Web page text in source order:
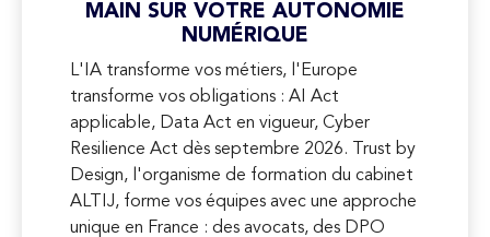
MAIN SUR VOTRE AUTONOMIE
NUMÉRIQUE
L'IA transforme vos métiers, l'Europe
transforme vos obligations : AI Act
applicable, Data Act en vigueur, Cyber
Resilience Act dès septembre 2026. Trust by
Design, l'organisme de formation du cabinet
ALTIJ, forme vos équipes avec une approche
unique en France : des avocats, des DPO